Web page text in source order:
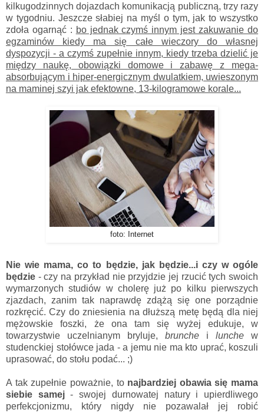
kilkugodzinnych dojazdach komunikacją publiczną, trzy razy
w tygodniu. Jeszcze słabiej na myśl o tym, jak to wszystko
zdoła ogarnąć : bo jednak czymś innym jest zakuwanie do
egzaminów kiedy ma się całe wieczory do własnej
dyspozycji - a czymś zupełnie innym, kiedy trzeba dzielić je
między naukę, obowiązki domowe i zabawę z mega-
absorbującym i hiper-energicznym dwulatkiem, uwieszonym
na maminej szyi jak efektowne, 13-kilogramowe korale...
foto: Internet
Nie wie mama, co to będzie, jak będzie...i czy w ogóle
będzie - czy na przykład nie przyjdzie jej rzucić tych swoich
wymarzonych studiów w cholerę już po kilku pierwszych
zjazdach, zanim tak naprawdę zdążą się one porządnie
rozkręcić. Czy do zniesienia na dłuższą metę będą dla niej
mężowskie foszki, że ona tam się wyżej edukuje, w
towarzystwie uczelnianym bryluje, brunche i lunche w
studenckiej stołówce jada - a jemu nie ma kto uprać, koszuli
uprasować, do stołu podać... ;)
A tak zupełnie poważnie, to najbardziej obawia się mama
siebie samej- swojej durnowatej natury i upierdliwego
perfekcjonizmu, który nigdy nie pozawalał jej robić